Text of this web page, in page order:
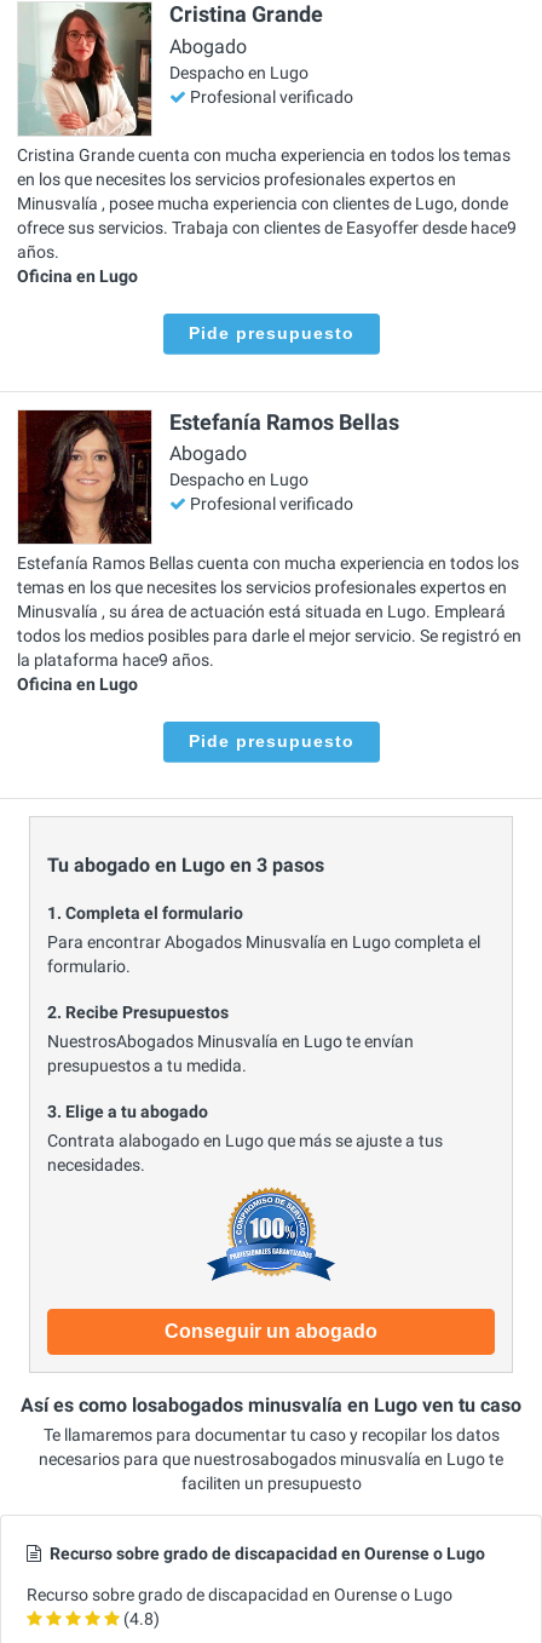
Cristina Grande
Abogado
Despacho en Lugo
Profesional verificado
Cristina Grande cuenta con mucha experiencia en todos los temas
en los que necesites los servicios profesionales expertos en
Minusvalía , posee mucha experiencia con clientes de Lugo, donde
ofrece sus servicios. Trabaja con clientes de Easyoffer desde hace9
años.
Oficina en Lugo
Pide presupuesto
Estefanía Ramos Bellas
Abogado
Despacho en Lugo
Profesional verificado
Estefanía Ramos Bellas cuenta con mucha experiencia en todos los
temas en los que necesites los servicios profesionales expertos en
Minusvalía , su área de actuación está situada en Lugo. Empleará
todos los medios posibles para darle el mejor servicio. Se registró en
la plataforma hace9 años.
Oficina en Lugo
Pide presupuesto
Tu abogado en Lugo en 3 pasos
1. Completa el formulario
Para encontrar Abogados Minusvalía en Lugo completa el
formulario.
2. Recibe Presupuestos
NuestrosAbogados Minusvalía en Lugo te envían
presupuestos a tu medida.
3. Elige a tu abogado
Contrata alabogado en Lugo que más se ajuste a tus
necesidades.
Conseguir un abogado
Así es como losabogados minusvalía en Lugo ven tu caso
Te llamaremos para documentar tu caso y recopilar los datos
necesarios para que nuestrosabogados minusvalía en Lugo te
faciliten un presupuesto
Recurso sobre grado de discapacidad en Ourense o Lugo
Recurso sobre grado de discapacidad en Ourense o Lugo
(4.8)